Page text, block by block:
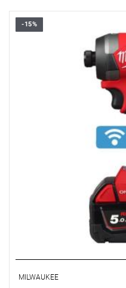
M18 ONEID3 od Milwaukee
udarowa, która łączy w
bezszczotkowego silnika
monitorowania dzięki
zaprojektowane do wydajnej
wysoką wydajność i
branży budowlanej i
Kup produkt objęty promocją
zarejestruj fakturę i odbierz
Promocja wyłącznie dla
Sprawdź szczegóły promocji.
-15%
MILWAUKEE